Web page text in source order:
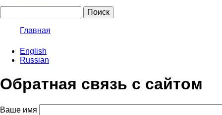
menu
навигации
Главная
English
Russian
Обратная связь с сайтом
Ваше имя